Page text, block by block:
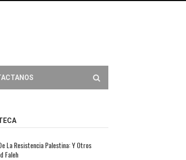
La Resistencia Palestina: Y Otros
Faleh